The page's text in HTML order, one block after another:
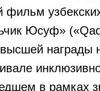
фильм
Юсуф»
награды
в рамках